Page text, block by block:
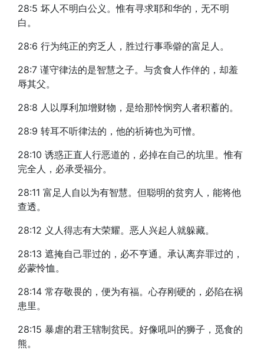
28:5 坏人不明白公义。惟有寻求耶和华的，无不明
白。
28:6 行为纯正的穷乏人，胜过行事乖僻的富足人。
28:7 谨守律法的是智慧之子。与贪食人作伴的，却羞
辱其父。
28:8 人以厚利加增财物，是给那怜悯穷人者积蓄的。
28:9 转耳不听律法的，他的祈祷也为可憎。
28:10 诱惑正直人行恶道的，必掉在自己的坑里。惟有
完全人，必承受福分。
28:11 富足人自以为有智慧。但聪明的贫穷人，能将他
查透。
28:12 义人得志有大荣耀。恶人兴起人就躲藏。
28:13 遮掩自己罪过的，必不亨通。承认离弃罪过的，
必蒙怜恤。
28:14 常存敬畏的，便为有福。心存刚硬的，必陷在祸
患里。
28:15 暴虐的君王辖制贫民。好像吼叫的狮子，觅食的
熊。